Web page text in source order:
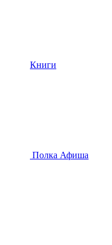
Книги
Полка Афиша